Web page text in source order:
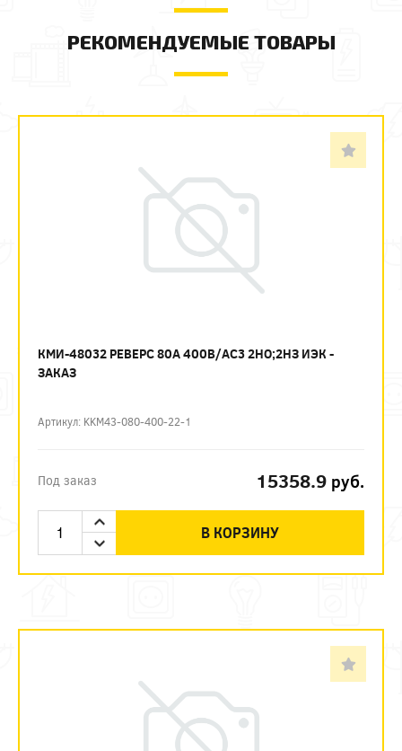
РЕКОМЕНДУЕМЫЕ ТОВАРЫ
КМИ-48032 РЕВЕРС 80А 400В/АС3 2НО;2НЗ ИЭК -
ЗАКАЗ
Артикул: KKM43-080-400-22-1
Под заказ 15358.9 руб.
В КОРЗИНУ